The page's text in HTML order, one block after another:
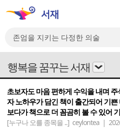
행복을 꿈꾸는 서재
초보자도 마음 편하게 수익을 내며
자 노하우가 담긴 책이 출간되어 기
보다가 책으로 더 꼼곰히 볼 수 있어
[누구나 오를 종목을 ..] ceylontea |